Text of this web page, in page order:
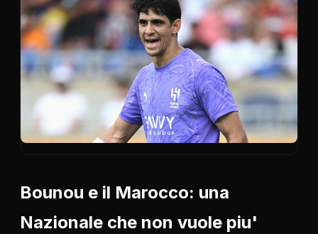
Bounou e il Marocco: una
Nazionale che non vuole piu'